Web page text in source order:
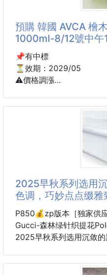
小體積不佔空間、收納＋
小東西，也能有大療癒、
感
預購 韓國 AVCA 檜
1000ml-8/12號中午
📌有中標
⏳效期：2029/05
⚠️價格調漲
韓國 AVCA 檜木森林香氛
洗掉一天的疲憊，像走進
洗後留下安穩、放鬆的氣
溫和清潔，留下剛剛好的
細緻綿密的泡泡，輕柔包
將一整天的汗水、皮脂與
不拉扯、不乾澀，洗後呈
✔ 肌膚清爽同時保有水
✔ 敏感肌、乾燥肌也能
2025早秋系列选用
色调，巧妙点点缀雅
P850💰zp版本［独家供应
Gucci-森林绿针织提花
2025早秋系列选用沉敛